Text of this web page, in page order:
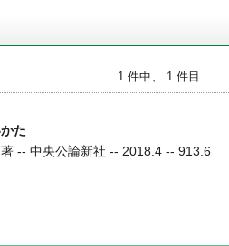
1 件中、 1 件目
た
-- 中央公論新社 -- 2018.4 -- 913.6